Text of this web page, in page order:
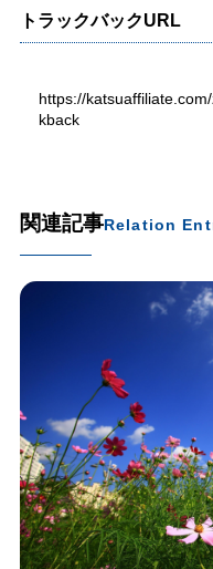
トラックバックURL
https://
kback
関連記事Relation